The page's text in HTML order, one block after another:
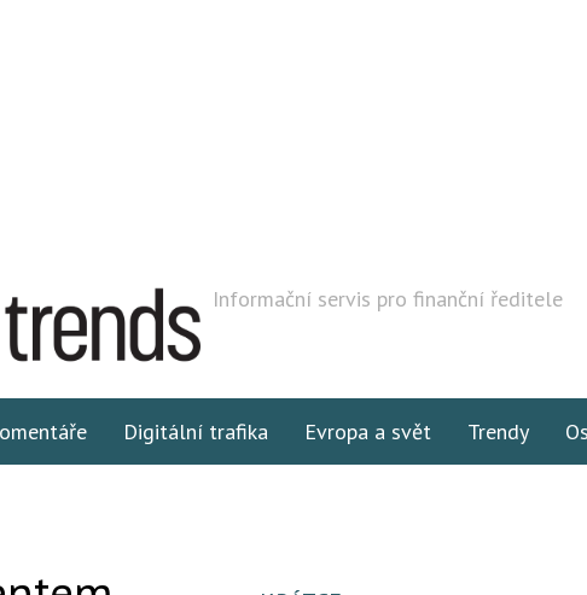
Informační servis pro finanční ředitele
Digitální trafika Evropa a svět Trendy